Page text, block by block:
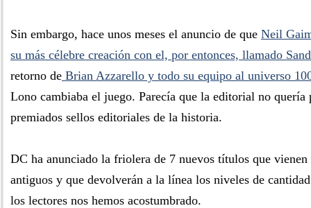
Sin embargo, hace unos meses el anuncio de que Neil
su más célebre creación con el, por entonces, llamado
retorno de Brian Azzarello y todo su equipo al universo
Lono cambiaba el juego. Parecía que la editorial no quería
premiados sellos editoriales de la historia.
DC ha anunciado la friolera de 7 nuevos títulos que
antiguos y que devolverán a la línea los niveles de
los lectores nos hemos acostumbrado.